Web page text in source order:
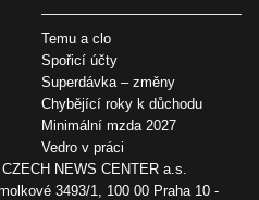
Temu a clo
Spořicí účty
Superdávka – změny
Chybějící roky k důchodu
Minimální mzda 2027
Vedro v práci
CZECH NEWS CENTER a.s.
3493/1, 100 00 Praha 10 -